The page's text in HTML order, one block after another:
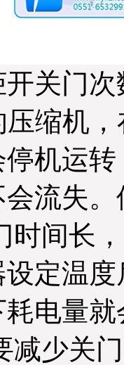
关门
缩机，
机运
流失
时间长
定温
电量
减少关